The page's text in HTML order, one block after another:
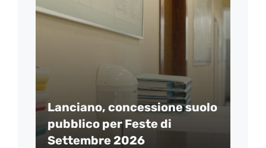
Lanciano, concessione suolo
pubblico per Feste di
Settembre 2026